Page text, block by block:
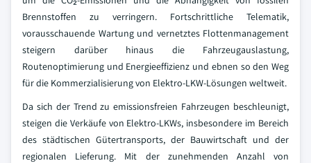
Brennstoffen zu verringern. Fortschrittliche Telematik,
vorausschauende Wartung und vernetztes Flottenmanagement
steigern darüber hinaus die Fahrzeugauslastung,
Routenoptimierung und Energieeffizienz und ebnen so den Weg
für die Kommerzialisierung von Elektro-LKW-Lösungen weltweit.
Da sich der Trend zu emissionsfreien Fahrzeugen beschleunigt,
steigen die Verkäufe von Elektro-LKWs, insbesondere im Bereich
des städtischen Gütertransports, der Bauwirtschaft und der
regionalen Lieferung. Mit der zunehmenden Anzahl von